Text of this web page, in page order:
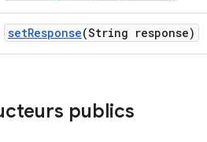
setResponse(String response)
publics